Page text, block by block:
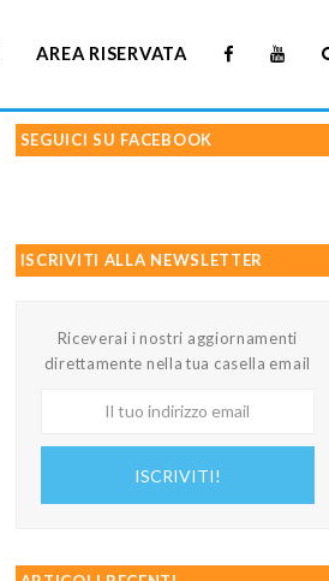
AREA RISERVATA
SEGUICI SU FACEBOOK
ISCRIVITI ALLA NEWSLETTER
Riceverai i nostri aggiornamenti
direttamente nella tua casella email
ISCRIVITI!